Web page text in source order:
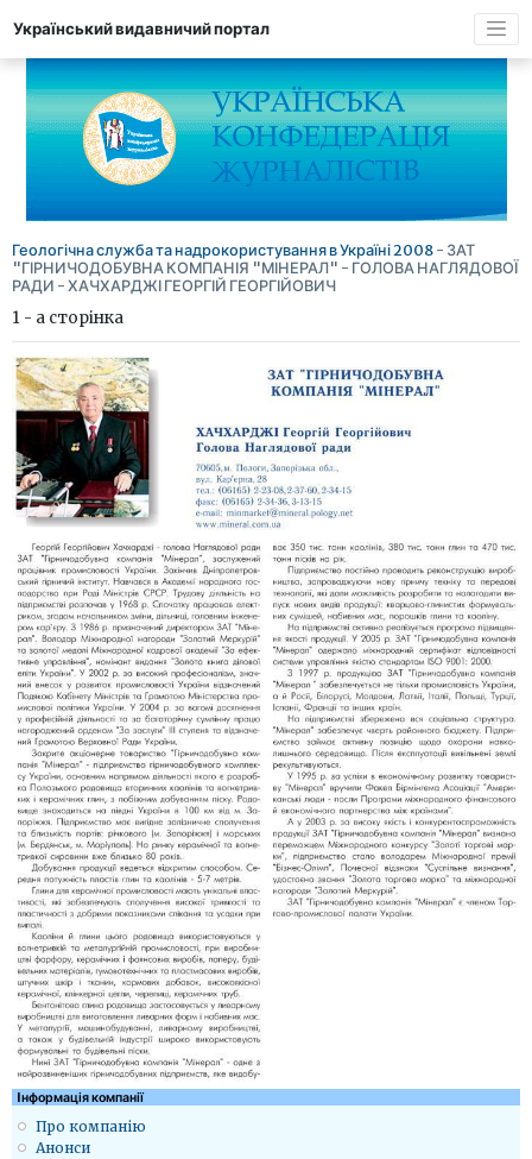
Український видавничий портал
Геологічна служба та надрокористування в Україні 2008- ЗАТ
"ГІРНИЧОДОБУВНА КОМПАНІЯ "МІНЕРАЛ" - ГОЛОВА НАГЛЯДОВОЇ
РАДИ - ХАЧХАРДЖІ ГЕОРГІЙ ГЕОРГІЙОВИЧ
1 - а сторінка
Iнформація компанії
Про компанію
Анонси